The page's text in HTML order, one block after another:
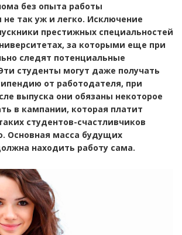
без опыта работы
не так уж и легко. Исключение
престижных специальностей
за которыми еще при
следят потенциальные
студенты могут даже получать
от работодателя, при
выпуска они обязаны некоторое
в кампании, которая платит
студентов-счастливчиков
Основная масса будущих
находить работу сама.